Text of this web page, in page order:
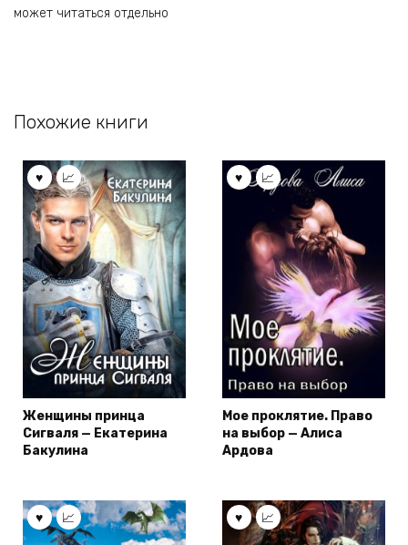
может читаться отдельно
Похожие книги
Женщины принца
Сигваля — Екатерина
Бакулина
Мое проклятие. Право
на выбор — Алиса
Ардова